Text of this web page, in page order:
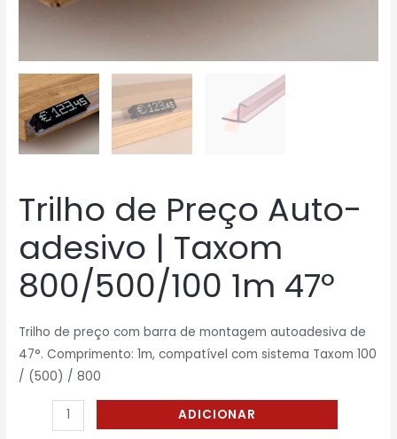
Trilho de Preço Auto-
adesivo | Taxom
800/500/100 1m 47º
Trilho de preço com barra de montagem autoadesiva de
47°.Comprimento: 1m, compatível com sistema Taxom 100
/ (500) / 800
ADICIONAR